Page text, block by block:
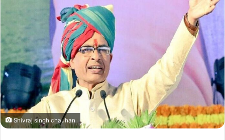
a
n
e
m
a
i
l
Shivraj singh chauhan